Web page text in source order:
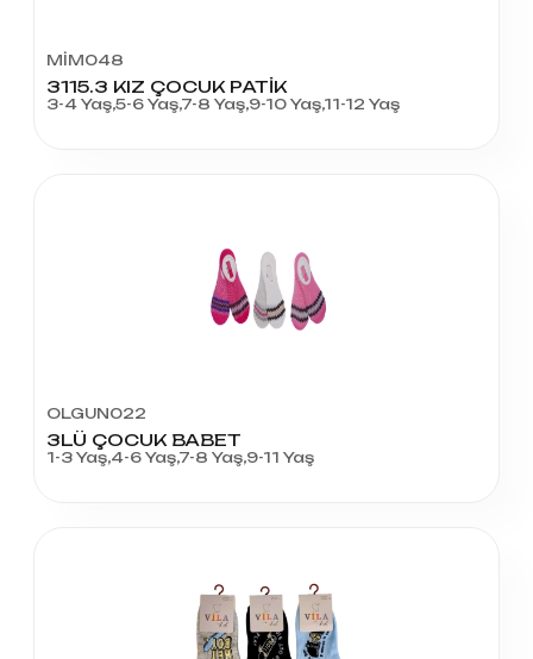
MİM048
3115.3 KIZ ÇOCUK PATİK
3-4 Yaş,5-6 Yaş,7-8 Yaş,9-10 Yaş,11-12 Yaş
OLGUN022
3LÜ ÇOCUK BABET
1-3 Yaş,4-6 Yaş,7-8 Yaş,9-11 Yaş